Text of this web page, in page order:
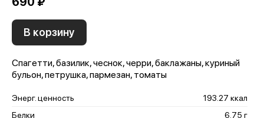
В корзину
Спагетти, базилик, чеснок, черри, баклажаны, куриный
бульон, петрушка, пармезан, томаты
Энерг. ценность
193.27 ккал
Белки
6.75 г